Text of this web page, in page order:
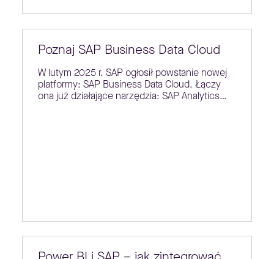
Poznaj SAP Business Data Cloud
W lutym 2025 r. SAP ogłosił powstanie nowej
platformy: SAP Business Data Cloud. Łączy
ona już działające narzędzia: SAP Analytics…